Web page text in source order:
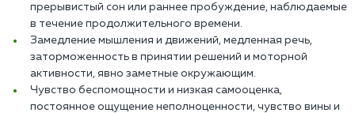
прерывистый сон или раннее пробуждение, наблюдаемые
в течение продолжительного времени.
Замедление мышления и движений, медленная речь,
заторможенность в принятии решений и моторной
активности, явно заметные окружающим.
Чувство беспомощности и низкая самооценка,
постоянное ощущение неполноценности, чувство вины и